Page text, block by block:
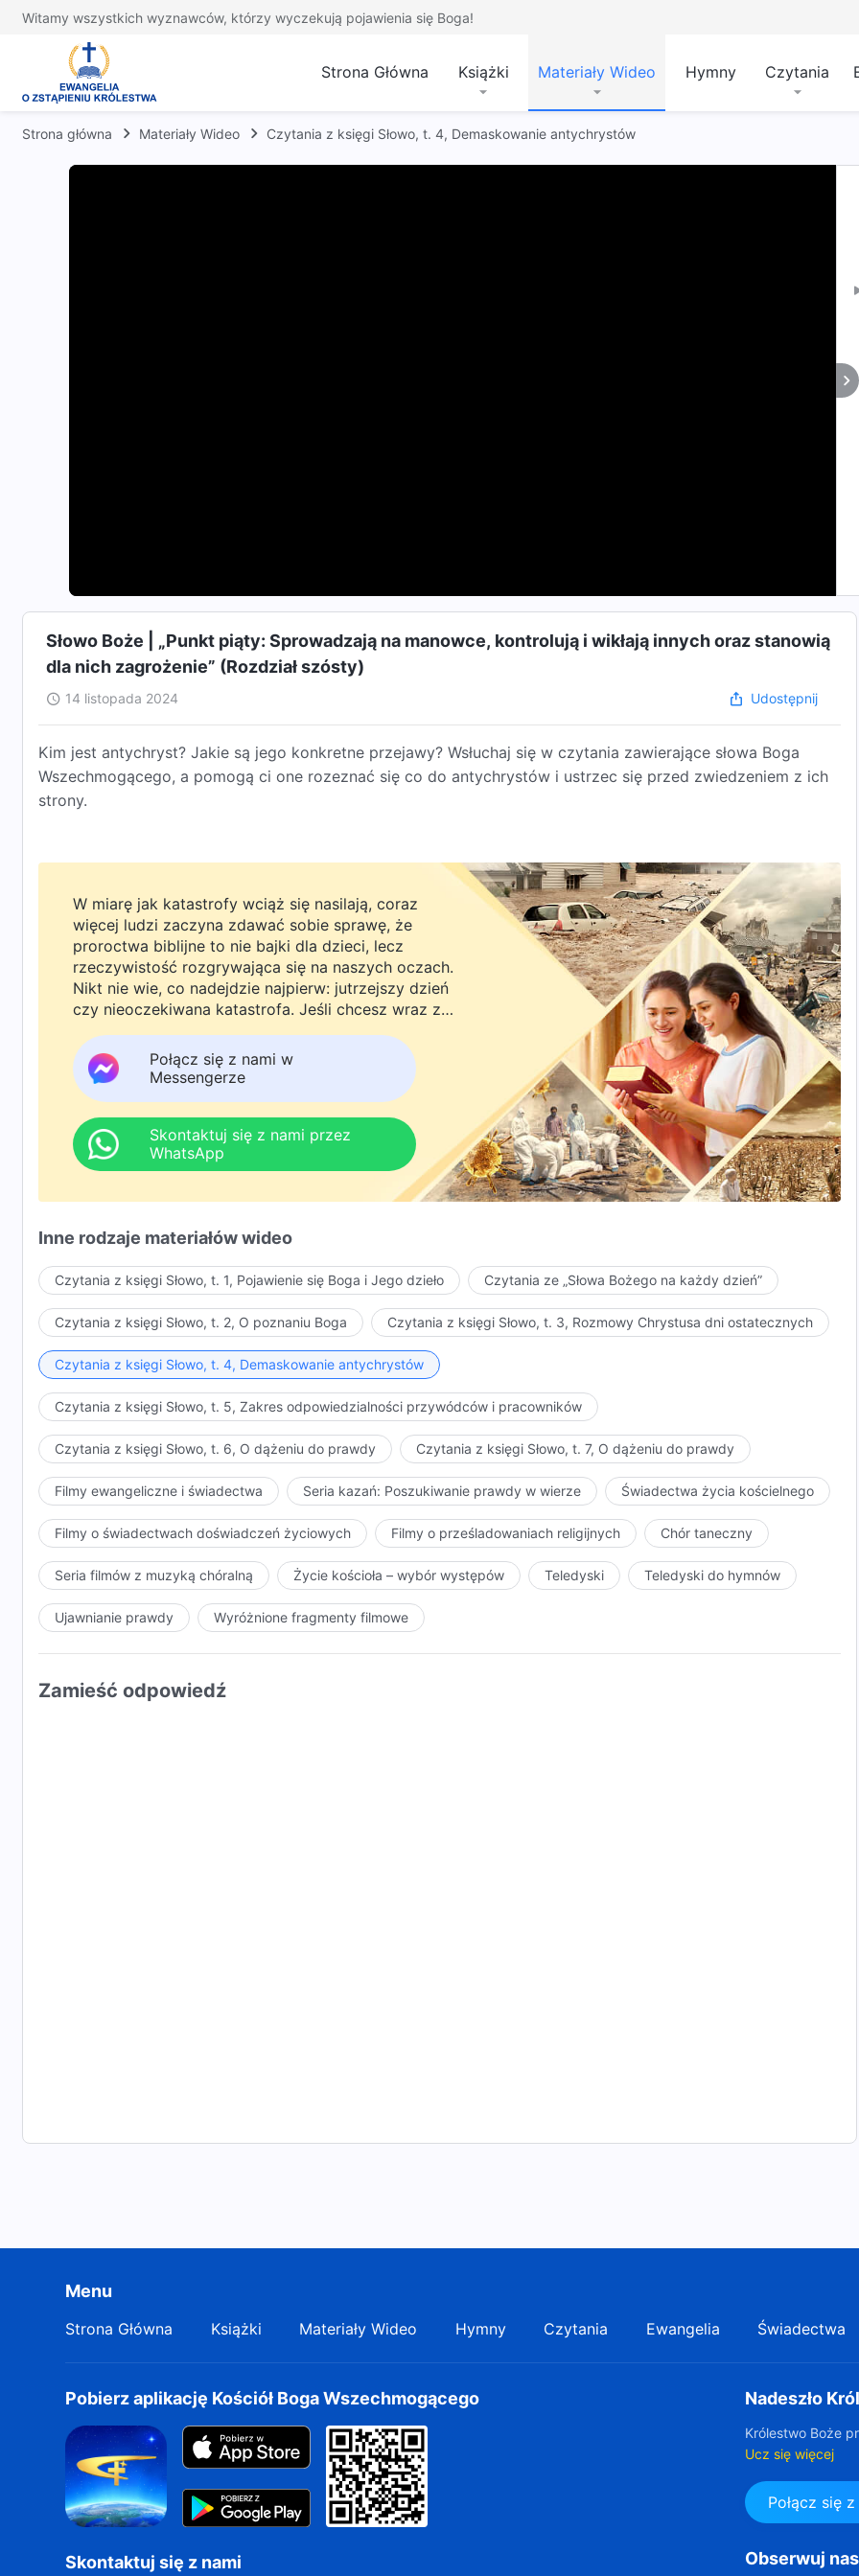
Witamy wszystkich wyznawców, którzy wyczekują pojawienia się Boga!
Strona Główna Książki Materiały Wideo Hymny Czytania
Strona główna Materiały Wideo Czytania z księgi Słowo, t. 4, Demaskowanie antychrystów
Słowo Boże | „Punkt piąty: Sprowadzają na manowce, kontrolują i wikłają innych oraz stanowią
dla nich zagrożenie” (Rozdział szósty)
14 listopada 2024 Udostępnij
Kim jest antychryst? Jakie są jego konkretne przejawy? Wsłuchaj się w czytania zawierające słowa Boga
Wszechmogącego, a pomogą ci one rozeznać się co do antychrystów i ustrzec się przed zwiedzeniem z ich
strony.
W miarę jak katastrofy wciąż się nasilają, coraz
więcej ludzi zaczyna zdawać sobie sprawę, że
proroctwa biblijne to nie bajki dla dzieci, lecz
rzeczywistość rozgrywająca się na naszych oczach.
Nikt nie wie, co nadejdzie najpierw: jutrzejszy dzień
czy nieoczekiwana katastrofa. Jeśli chcesz wraz z
rodziną powitać powrót Pana i znaleźć
bezpieczeństwo pod Bożą ochroną, kliknij
WhatsAppa lub Messengera, aby dołączyć do
naszej grupy studyjnej. Nie odkładaj tego do jutra.
Połącz się z nami w
Messengerze
Skontaktuj się z nami przez
WhatsApp
Inne rodzaje materiałów wideo
Czytania z księgi Słowo, t. 1, Pojawienie się Boga i Jego dzieło Czytania ze „Słowa Bożego na każdy dzień”
Czytania z księgi Słowo, t. 2, O poznaniu Boga Czytania z księgi Słowo, t. 3, Rozmowy Chrystusa dni ostatecznych
Czytania z księgi Słowo, t. 4, Demaskowanie antychrystów
Czytania z księgi Słowo, t. 5, Zakres odpowiedzialności przywódców i pracowników
Czytania z księgi Słowo, t. 6, O dążeniu do prawdy Czytania z księgi Słowo, t. 7, O dążeniu do prawdy
Filmy ewangeliczne i świadectwa Seria kazań: Poszukiwanie prawdy w wierze Świadectwa życia kościelnego
Filmy o świadectwach doświadczeń życiowych Filmy o prześladowaniach religijnych Chór taneczny
Seria filmów z muzyką chóralną Życie kościoła – wybór występów Teledyski Teledyski do hymnów
Ujawnianie prawdy Wyróżnione fragmenty filmowe
Zamieść odpowiedź
Menu
Strona Główna Książki Materiały Wideo Hymny Czytania Ewangelia Świadectwa
Pobierz aplikację Kościół Boga Wszechmogącego
Skontaktuj się z nami
Nadeszło
Królestwo Boże
Ucz się więcej
Połącz się
Obserwuj nas